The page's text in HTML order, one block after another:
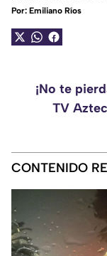
Por: Emiliano Ríos
¡No te
TV
CONTENIDO